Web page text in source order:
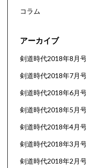
コラム
アーカイブ
剣道時代2018年8月
剣道時代2018年7月
剣道時代2018年6月
剣道時代2018年5月
剣道時代2018年4月
剣道時代2018年3月
剣道時代2018年2月